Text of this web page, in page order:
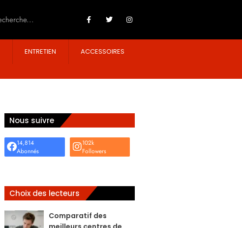
ENTRETIEN ACCESSOIRES
Nous suivre
14,814
Abonnés
102k
Followers
Choix des lecteurs
Comparatif des